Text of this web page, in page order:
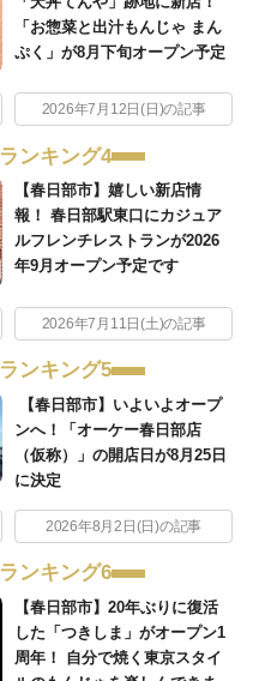
「お惣菜と出汁もんじゃ まん
ぷく」が8月下旬オープン予定
2026年7月12日(日)の記事
ランキング4
【春日部市】嬉しい新店情
報！ 春日部駅東口にカジュア
ルフレンチレストランが2026
年9月オープン予定です
2026年7月11日(土)の記事
ランキング5
【春日部市】いよいよオープ
ンへ！「オーケー春日部店
（仮称）」の開店日が8月25日
に決定
2026年8月2日(日)の記事
ランキング6
【春日部市】20年ぶりに復活
した「つきしま」がオープン1
周年！ 自分で焼く東京スタイ